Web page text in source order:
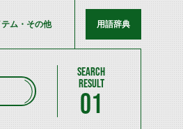
テム・その他 用語辞典
01